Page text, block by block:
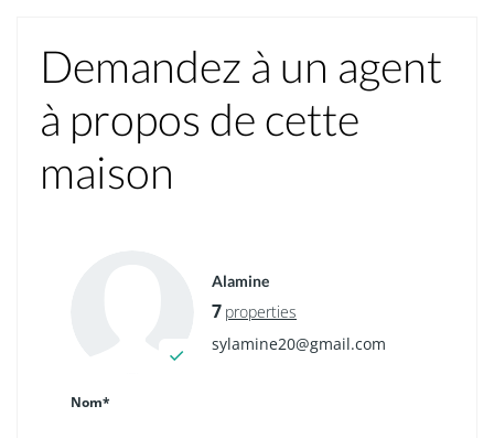
Demandez à un agent
à propos de cette
maison
Alamine
7 properties
sylamine20@gmail.com
Nom*